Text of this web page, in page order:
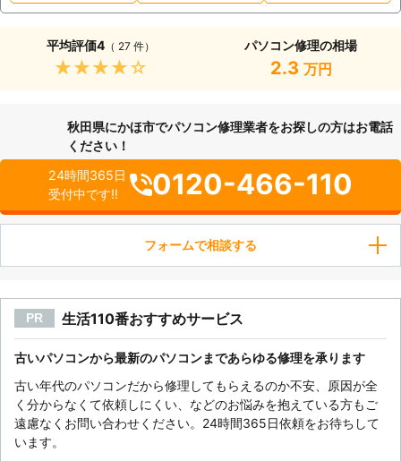
平均評価4（ 27 件）
★★★★★
パソコン修理の相場
2.3 万円
秋田県にかほ市でパソコン修理業者をお探しの方はお電話
ください！
24時間365日
受付中です!!
0120-466-110
フォームで相談する
PR 生活110番おすすめサービス
古いパソコンから最新のパソコンまであらゆる修理を承ります
古い年代のパソコンだから修理してもらえるのか不安、原因が全
く分からなくて依頼しにくい、などのお悩みを抱えている方もご
遠慮なくお問い合わせください。24時間365日依頼をお待ちして
います。